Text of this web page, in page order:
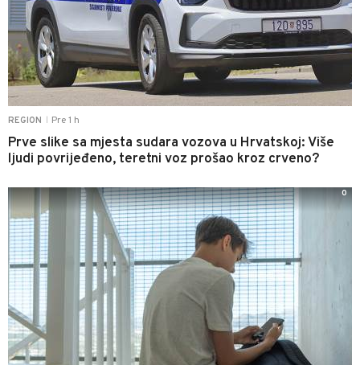
REGION Pre 1 h
Prve slike sa mjesta sudara vozova u Hrvatskoj: Više
ljudi povrijeđeno, teretni voz prošao kroz crveno?
0